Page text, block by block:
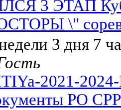
3 ЭТАП
\"
3 дня 7
2021-
РО СРР